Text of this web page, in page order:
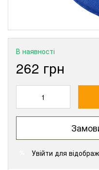
В наявності
262 грн
Увійти для